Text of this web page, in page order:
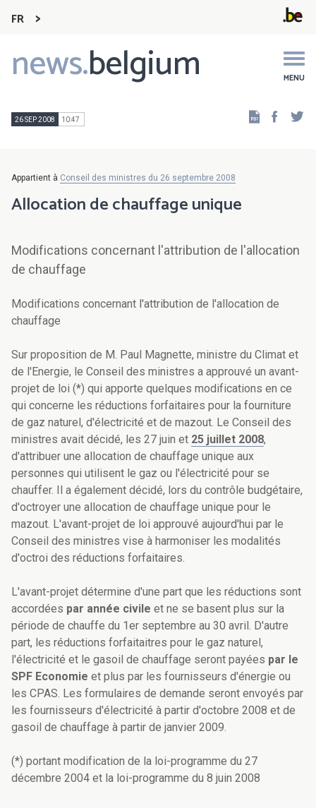
FR
news.belgium MENU
Main
navigation
26 SEP 2008 10:47
Appartient à Conseil des ministres du 26 septembre 2008
Allocation de chauffage unique
Modifications concernant l'attribution de l'allocation
de chauffage
Modifications concernant l'attribution de l'allocation de
chauffage
Sur proposition de M. Paul Magnette, ministre du Climat et
de l'Energie, le Conseil des ministres a approuvé un avant-
projet de loi (*) qui apporte quelques modifications en ce
qui concerne les réductions forfaitaires pour la fourniture
de gaz naturel, d'électricité et de mazout. Le Conseil des
ministres avait décidé, les 27 juin et 25 juillet 2008,
d'attribuer une allocation de chauffage unique aux
personnes qui utilisent le gaz ou l'électricité pour se
chauffer. Il a également décidé, lors du contrôle budgétaire,
d'octroyer une allocation de chauffage unique pour le
mazout. L'avant-projet de loi approuvé aujourd'hui par le
Conseil des ministres vise à harmoniser les modalités
d'octroi des réductions forfaitaires.
L'avant-projet détermine d'une part que les réductions sont
accordées par année civile et ne se basent plus sur la
période de chauffe du 1er septembre au 30 avril. D'autre
part, les réductions forfaitaitres pour le gaz naturel,
l'électricité et le gasoil de chauffage seront payées par le
SPF Economie et plus par les fournisseurs d'énergie ou
les CPAS. Les formulaires de demande seront envoyés par
les fournisseurs d'électricité à partir d'octobre 2008 et de
gasoil de chauffage à partir de janvier 2009.
(*) portant modification de la loi-programme du 27
décembre 2004 et la loi-programme du 8 juin 2008